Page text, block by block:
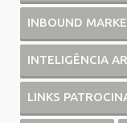
INBOUND
INTELIGÊNCIA
LINKS